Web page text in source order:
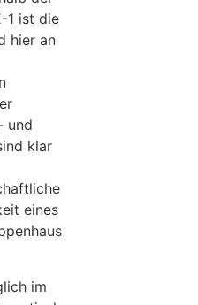
1 ist die
hier an
und
klar
eines
im